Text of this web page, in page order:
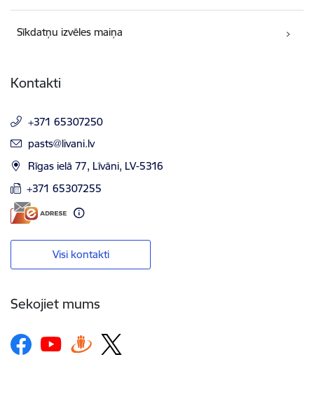
Sīkdatņu izvēles maiņa
Kontakti
+371 65307250
E-pasts:
pasts@livani.lv
Rīgas ielā 77, Līvāni, LV-5316
+371 65307255
Visi kontakti
Sekojiet mums